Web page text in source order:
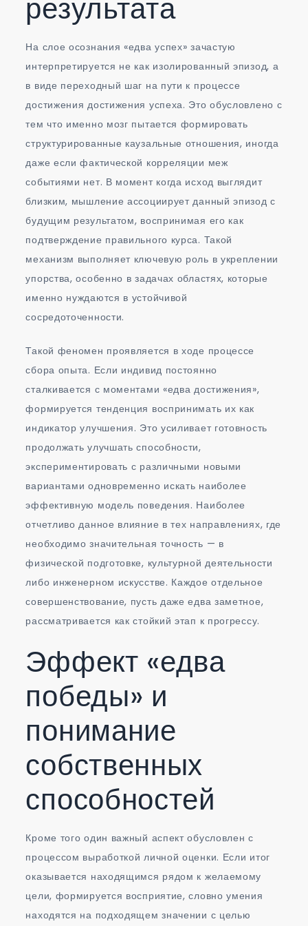
результата
На слое осознания «едва успех» зачастую
интерпретируется не как изолированный эпизод, а
в виде переходный шаг на пути к процессе
достижения достижения успеха. Это обусловлено с
тем что именно мозг пытается формировать
структурированные каузальные отношения, иногда
даже если фактической корреляции меж
событиями нет. В момент когда исход выглядит
близким, мышление ассоциирует данный эпизод с
будущим результатом, воспринимая его как
подтверждение правильного курса. Такой
механизм выполняет ключевую роль в укреплении
упорства, особенно в задачах областях, которые
именно нуждаются в устойчивой
сосредоточенности.
Такой феномен проявляется в ходе процессе
сбора опыта. Если индивид постоянно
сталкивается с моментами «едва достижения»,
формируется тенденция воспринимать их как
индикатор улучшения. Это усиливает готовность
продолжать улучшать способности,
экспериментировать с различными новыми
вариантами одновременно искать наиболее
эффективную модель поведения. Наиболее
отчетливо данное влияние в тех направлениях, где
необходимо значительная точность — в
физической подготовке, культурной деятельности
либо инженерном искусстве. Каждое отдельное
совершенствование, пусть даже едва заметное,
рассматривается как стойкий этап к прогрессу.
Эффект «едва
победы» и
понимание
собственных
способностей
Кроме того один важный аспект обусловлен с
процессом выработкой личной оценки. Если итог
оказывается находящимся рядом к желаемому
цели, формируется восприятие, словно умения
находятся на подходящем значении с целью